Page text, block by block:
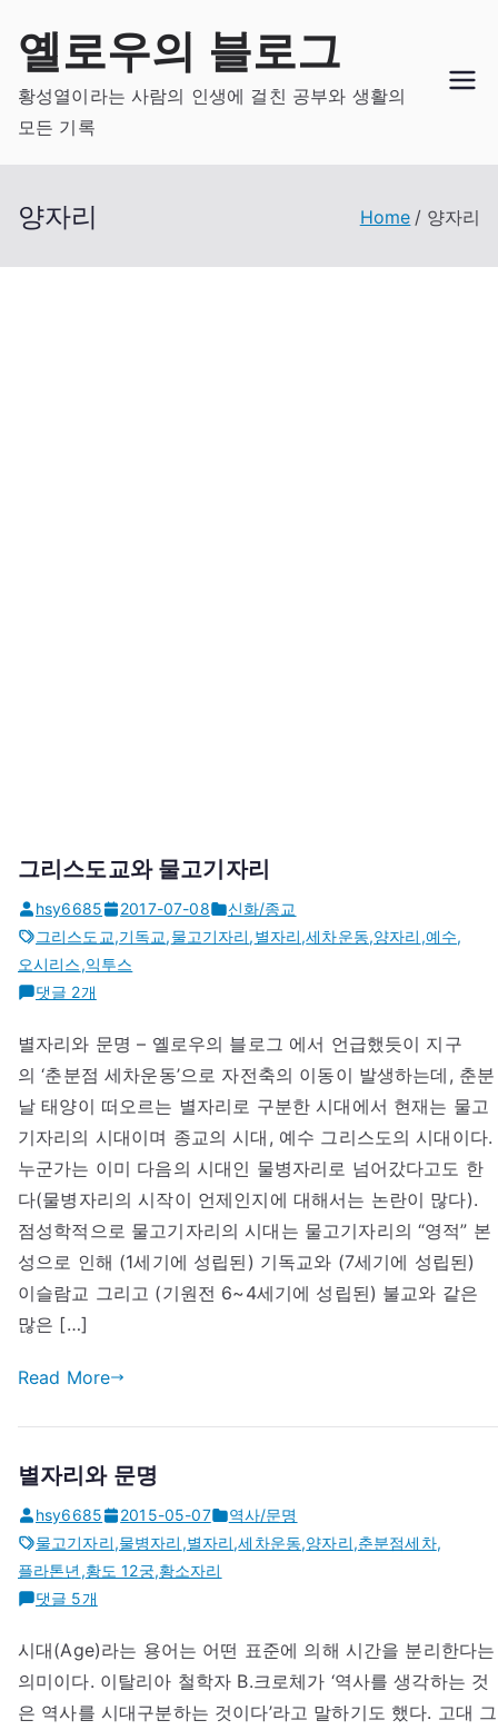
content
옐로우의 블로그
황성열이라는 사람의 인생에 걸친 공부와 생활의
모든 기록
양자리 Home 양자리
그리스도교와 물고기자리
hsy6685 2017-07-08
신화/종교
그리스도교,기독교,물고기자리,별자리,세차운동,양자리 ,예수,
오시리스,익투스
그
스
도
교
와
물
기
자
리
에
댓글 2개
별자리와 문명 – 옐로우의 블로그 에서 언급했듯이 지구
의 ‘춘분점 세차운동’으로 자전축의 이동이 발생하는데, 춘분
날 태양이 떠오르는 별자리로 구분한 시대에서 현재는 물고
기자리의 시대이며 종교의 시대, 예수 그리스도의 시대이다.
누군가는 이미 다음의 시대인 물병자리로 넘어갔다고도 한
다(물병자리의 시작이 언제인지에 대해서는 논란이 많다).
점성학적으로 물고기자리의 시대는 물고기자리의 “영적” 본
성으로 인해 (1세기에 성립된) 기독교와 (7세기에 성립된)
이슬람교 그리고 (기원전 6~4세기에 성립된) 불교와 같은
많은 […]
Read More
별자리와 문명
hsy6685 2015-05-07
역사/문명
물고기자리,물병자리 ,별자리,세차운동,양자리,춘분점세차,
플라톤년 ,황도 12궁,황소자리
별
리
와
문
댓글 5개
시대(Age)라는 용어는 어떤 표준에 의해 시간을 분리한다는
의미이다. 이탈리아 철학자 B.크로체가 ‘역사를 생각하는 것
은 역사를 시대구분하는 것이다’라고 말하기도 했다. 고대 그